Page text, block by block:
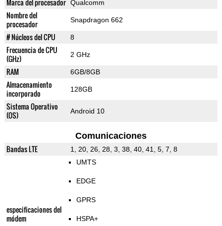
Marca del procesador Qualcomm
Nombre del
procesador
Snapdragon 662
# Núcleos del CPU 8
Frecuencia de CPU
(GHz)
2 GHz
RAM 6GB/8GB
Almacenamiento
incorporado
128GB
Sistema Operativo
(OS)
Android 10
Comunicaciones
Bandas LTE 1, 20, 26, 28, 3, 38, 40, 41, 5, 7, 8
especificaciones del
módem
UMTS
EDGE
GPRS
HSPA+